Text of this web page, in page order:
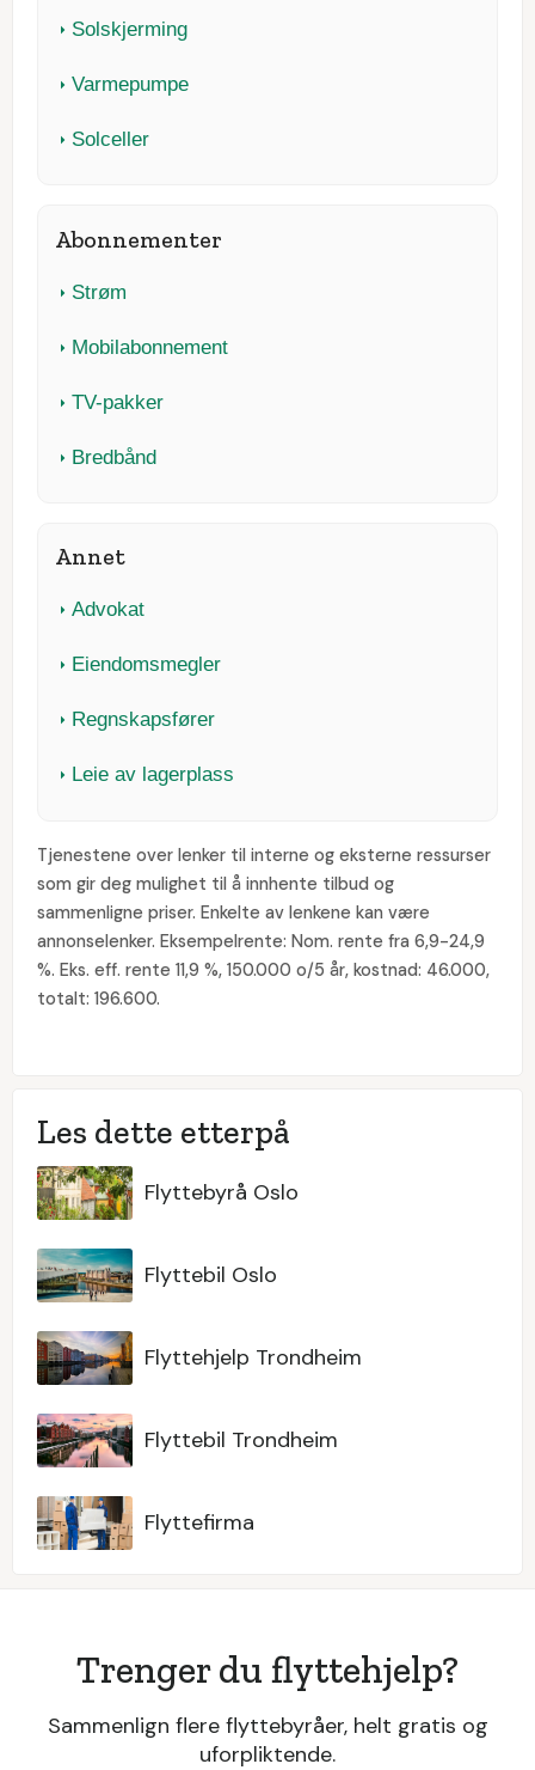
Solskjerming
Varmepumpe
Solceller
Abonnementer
Strøm
Mobilabonnement
TV-pakker
Bredbånd
Annet
Advokat
Eiendomsmegler
Regnskapsfører
Leie av lagerplass
Tjenestene over lenker til interne og eksterne ressurser
som gir deg mulighet til å innhente tilbud og
sammenligne priser. Enkelte av lenkene kan være
annonselenker. Eksempelrente: Nom. rente fra 6,9-24,9
%. Eks. eff. rente 11,9 %, 150.000 o/5 år, kostnad: 46.000,
totalt: 196.600.
Les dette etterpå
Flyttebyrå Oslo
Flyttebil Oslo
Flyttehjelp Trondheim
Flyttebil Trondheim
Flyttefirma
Trenger du flyttehjelp?
Sammenlign flere flyttebyråer, helt gratis og
uforpliktende.